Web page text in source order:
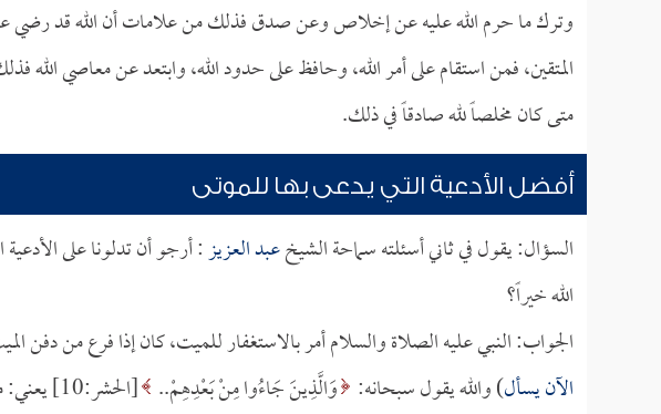
وترك ما حرم الله عليه عن إخلاص وعن صدق فذلك من علامات أن الله قد رضي
المتقين، فمن استقام على أمر الله، وحافظ على حدود الله، وابتعد عن معاصي
متى كان مخلصاً لله صادقاً في ذلك.
أفضل الأدعية التي يدعى بها للموتى
السؤال: يقول في ثاني أسئلته سماحة الشيخعبد العزيز: أرجو أن تدلونا على
الله خيراً؟
الجواب: النبي عليه الصلاة والسلام أمر بالاستغفار للميت، كان إذا فرع من دفن
الآن يسأل) والله يقول سبحانه: وَالَّذِينَ جَاءُوا مِنْ بَعْدِهِمْ.. [الحشر:10] يعني: من بعد الصحابة